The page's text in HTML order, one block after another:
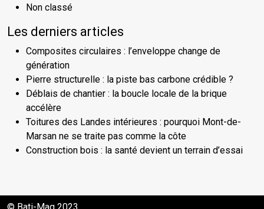
Non classé
Les derniers articles
Composites circulaires : l’enveloppe change de
génération
Pierre structurelle : la piste bas carbone crédible ?
Déblais de chantier : la boucle locale de la brique
accélère
Toitures des Landes intérieures : pourquoi Mont-de-
Marsan ne se traite pas comme la côte
Construction bois : la santé devient un terrain d’essai